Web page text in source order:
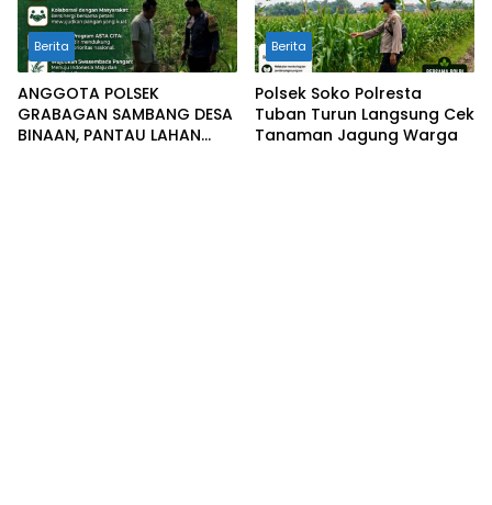
Berita
ANGGOTA POLSEK
GRABAGAN SAMBANG DESA
BINAAN, PANTAU LAHAN
Berita
Polsek Soko Polresta
Tuban Turun Langsung Cek
Tanaman Jagung Warga